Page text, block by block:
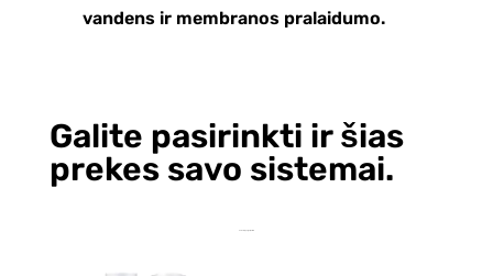
vandens ir membranos pralaidumo.
Galite pasirinkti ir šias
prekes savo sistemai.